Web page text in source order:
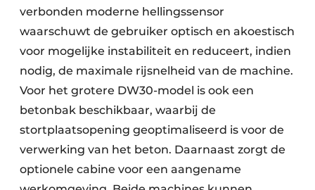
verbonden moderne hellingssensor
waarschuwt de gebruiker optisch en akoestisch
voor mogelijke instabiliteit en reduceert, indien
nodig, de maximale rijsnelheid van de machine.
Voor het grotere DW30-model is ook een
betonbak beschikbaar, waarbij de
stortplaatsopening geoptimaliseerd is voor de
verwerking van het beton. Daarnaast zorgt de
optionele cabine voor een aangename